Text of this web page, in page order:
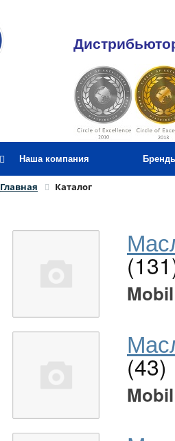
Наша компания
Главная Каталог
Mobil
(43)
Mobil